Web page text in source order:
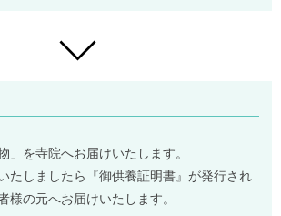
」を寺院へお届けいたします。
たしましたら『御供養証明書』が発行され
様の元へお届けいたします。